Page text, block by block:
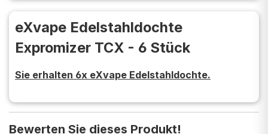
eXvape Edelstahldochte
Expromizer TCX - 6 Stück
Sie erhalten 6x eXvape Edelstahldochte.
Bewerten Sie dieses Produkt!